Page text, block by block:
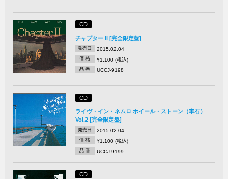
CD
チャプター II [完全限定盤]
発売日 2015.02.04
価 格 ¥1,100 (税込)
品 番 UCCJ-9198
CD
ライヴ・イン・ネムロ ホイール・ストーン（車石）
Vol.2 [完全限定盤]
発売日 2015.02.04
価 格 ¥1,100 (税込)
品 番 UCCJ-9199
CD